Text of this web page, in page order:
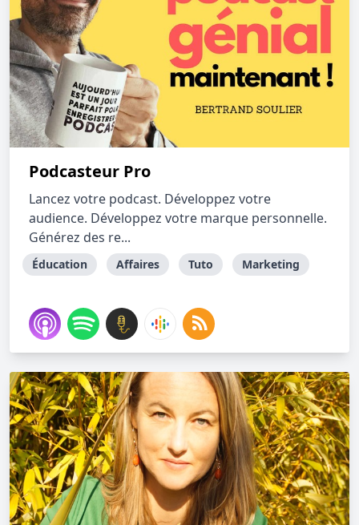
Podcasteur Pro
Lancez votre podcast. Développez votre
audience. Développez votre marque personnelle.
Générez des re...
Éducation Affaires Tuto Marketing